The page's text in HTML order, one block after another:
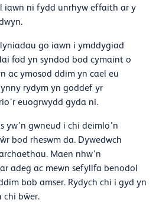
iawn ni fydd unrhyw effaith ar y
go iawn i ymddygiad
fod yn syndod bod cymaint o
ac ymosod ddim yn cael eu
rydym yn goddef yr
euogrwydd gyda ni.
yw’n gwneud i chi deimlo’n
bod rheswm da. Dywedwch
Maen nhw’n
adeg ac mewn sefyllfa benodol
bob amser. Rydych chi i gyd yn
chi bŵer.